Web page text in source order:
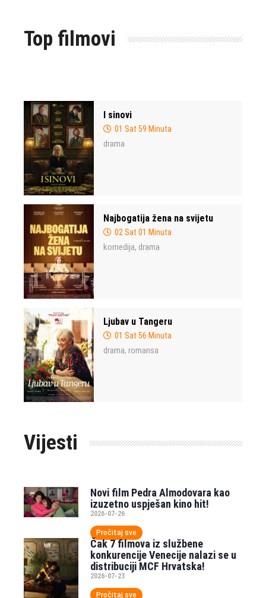
Top filmovi
I sinovi
01 Sat 59 Minuta
drama
Najbogatija žena na svijetu
02 Sat 01 Minuta
komedija, drama
Ljubav u Tangeru
01 Sat 56 Minuta
drama, romansa
Vijesti
Novi film Pedra Almodovara kao
izuzetno uspješan kino hit!
2026-07-26
Pročitaj sve
Čak 7 filmova iz službene
konkurencije Venecije nalazi se u
distribuciji MCF Hrvatska!
2026-07-23
Pročitaj sve